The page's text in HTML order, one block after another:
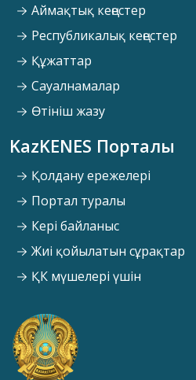
Аймақтық кеңестер
Республикалық кеңестер
Құжаттар
Сауалнамалар
Өтініш жазу
KazKENES Порталы
Қолдану ережелері
Портал туралы
Кері байланыс
Жиі қойылатын сұрақтар
ҚК мүшелері үшін